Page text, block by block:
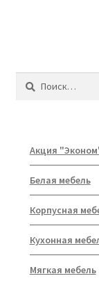
Найти:
Акция
Белая мебель
Корпусная
Кухонная
Мягкая мебель